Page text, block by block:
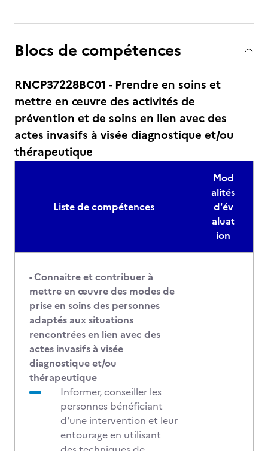
Blocs de compétences
RNCP37228BC01 - Prendre en soins et
mettre en œuvre des activités de
prévention et de soins en lien avec des
actes invasifs à visée diagnostique et/ou
thérapeutique
Liste de compétences
Mod
alités
d'év
aluat
ion
- Connaitre et contribuer à
mettre en œuvre des modes de
prise en soins des personnes
adaptés aux situations
rencontrées en lien avec des
actes invasifs à visée
diagnostique et/ou
thérapeutique
Informer, conseiller les
personnes bénéficiant
d'une intervention et leur
entourage en utilisant